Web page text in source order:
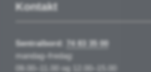
Kontakt
Sentralbord:
74 83 35 00
mandag–fredag:
09.00–11.00 og 12.00–15.00